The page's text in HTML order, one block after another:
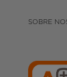
SOBRE